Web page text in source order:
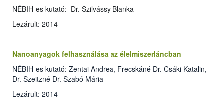
NÉBIH-es kutató: Dr. Szilvássy Blanka
Lezárult: 2014
Nanoanyagok felhasználása az élelmiszerláncban
NÉBIH-es kutató: Zentai Andrea, Frecskáné Dr. Csáki Katalin,
Dr. Szeitzné Dr. Szabó Mária
Lezárult: 2014